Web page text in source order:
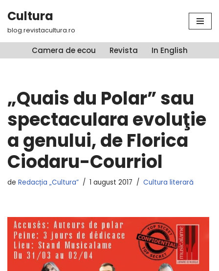
Sari
conținut
Cultura
blog.revistacultura.ro
Camera de ecou Revista In English
„Quais du Polar” sau
spectaculara evoluţie
a genului, de Florica
Ciodaru-Courriol
de Redacția „Cultura” 1 august 2017 Cultura literară